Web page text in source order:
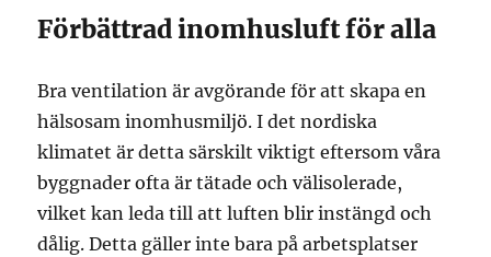
Förbättrad inomhusluft för alla
Bra ventilation är avgörande för att skapa en
hälsosam inomhusmiljö. I det nordiska
klimatet är detta särskilt viktigt eftersom våra
byggnader ofta är tätade och välisolerade,
vilket kan leda till att luften blir instängd och
dålig. Detta gäller inte bara på arbetsplatser